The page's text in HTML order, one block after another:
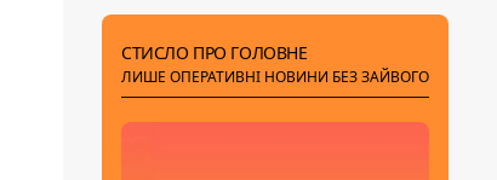
СТИСЛО ПРО ГОЛОВНЕ
ЛИШЕ ОПЕРАТИВНІ НОВИНИ БЕЗ ЗАЙВОГО